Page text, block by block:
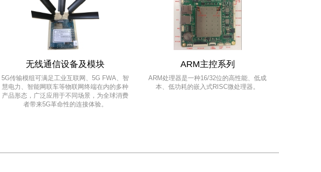
无线通信设备及模块
5G传输模组可满足工业互联网、5G FWA、智
慧电力、智能网联车等物联网终端在内的多种
产品形态，广泛应用于不同场景，为全球消费
者带来5G革命性的连接体验。
ARM主控系列
ARM处理器是一种16/32位的高性能、低成
本、低功耗的嵌入式RISC微处理器。